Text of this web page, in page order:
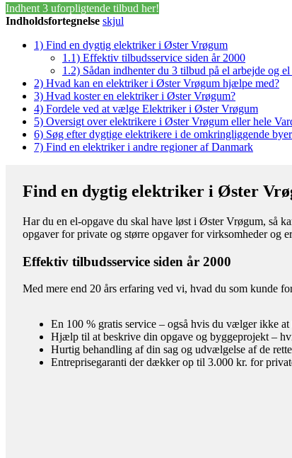
Indhent 3 uforpligtende tilbud her!
Indholdsfortegnelse skjul
1) Find en dygtig elektriker i Øster Vrøgum
1.1) Effektiv tilbudsservice siden år 2000
1.2) Sådan indhenter du 3 tilbud på el arbejde og
2) Hvad kan en elektriker i Øster Vrøgum hjælpe med?
3) Hvad koster en elektriker i Øster Vrøgum?
4) Fordele ved at vælge Elektriker i Øster Vrøgum
5) Oversigt over elektrikere i Øster Vrøgum eller hele
6) Søg efter dygtige elektrikere i de omkringliggende
7) Find en elektriker i andre regioner af Danmark
Find en dygtig elektriker i Øster
Har du en el-opgave du skal have løst i Øster Vrøgum, så
opgaver for private og større opgaver for virksomheder og
Effektiv tilbudsservice siden år 2000
Med mere end 20 års erfaring ved vi, hvad du som kunde
En 100 % gratis service – også hvis du vælger ikke
Hjælp til at beskrive din opgave og byggeprojekt –
Hurtig behandling af din sag og udvælgelse af de
Entreprisegaranti der dækker op til 3.000 kr. for